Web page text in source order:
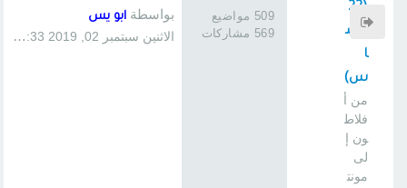
(22
5س
ا
س)
من أ
فلاط
ون إ
لى
مونت
509 مواضيع
569 مشاركات
بواسطة ابو يس
الاثنين سبتمبر 02, 2019 1:33 pm